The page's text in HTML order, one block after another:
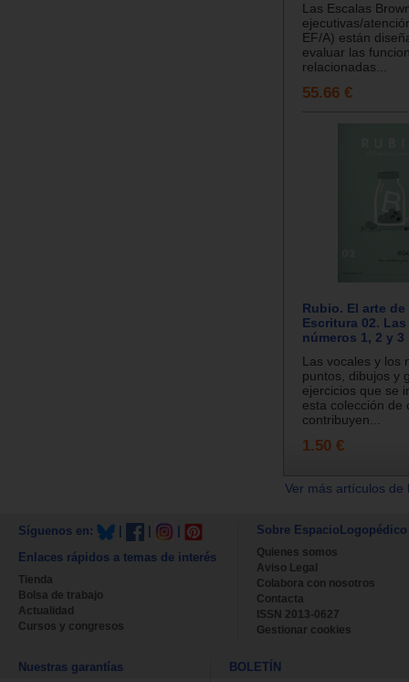
Las Escalas
ejecutivas/
EF/A) están
evaluar las
relacionadas...
55.66 €
Rubio. El arte de
Escritura 02.
números 1, 2 y 3
Las vocales y los
puntos, dibujos y
ejercicios que se
esta colección de
contribuyen...
1.50 €
Ver más artículos
Síguenos en:
Enlaces rápidos a temas de interés
Tienda
Bolsa de trabajo
Actualidad
Cursos y congresos
Sobre EspacioLogopédico
Quienes somos
Aviso Legal
Colabora con nosotros
Contacta
ISSN 2013-0627
Gestionar cookies
Nuestras garantías BOLETÍN